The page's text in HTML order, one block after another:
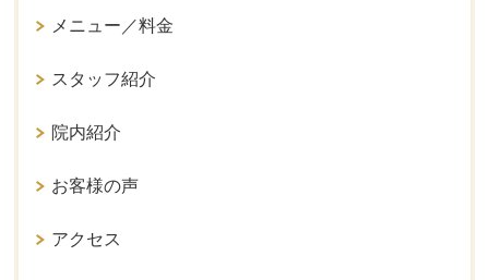
メニュー／料金
スタッフ紹介
院内紹介
お客様の声
アクセス